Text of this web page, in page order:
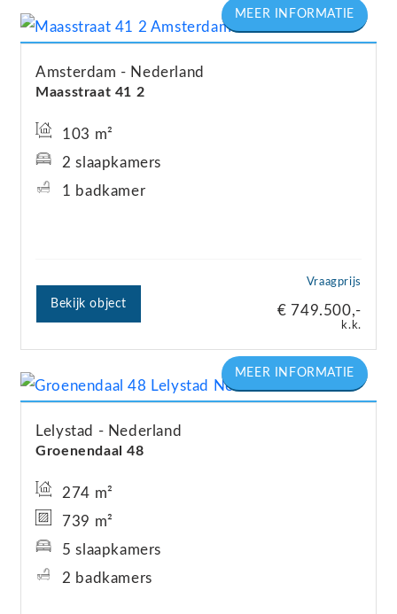
Maasstraat 41 2
Amsterdam Nederland
Vraagprijs
€ 749.500,-
k.k.
103 m²
2 slaapkamers
1 badkamer
Bekijk object
Groenendaal 48
Lelystad Nederland
274 m²
739 m²
5 slaapkamers
2 badkamers